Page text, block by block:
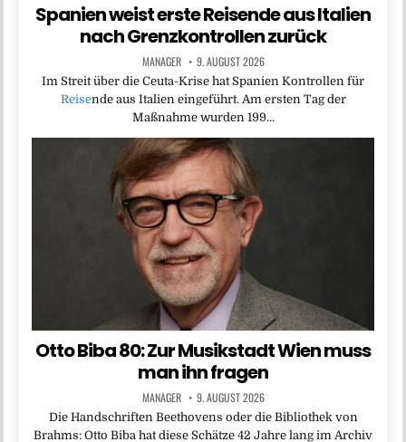
Spanien weist erste Reisende aus Italien
nach Grenzkontrollen zurück
MANAGER 9. AUGUST 2026
Im Streit über die Ceuta-Krise hat Spanien Kontrollen für
Reisende aus Italien eingeführt. Am ersten Tag der
Maßnahme wurden 199…
Otto Biba 80: Zur Musikstadt Wien muss
man ihn fragen
MANAGER 9. AUGUST 2026
Die Handschriften Beethovens oder die Bibliothek von
Brahms: Otto Biba hat diese Schätze 42 Jahre lang im Archiv